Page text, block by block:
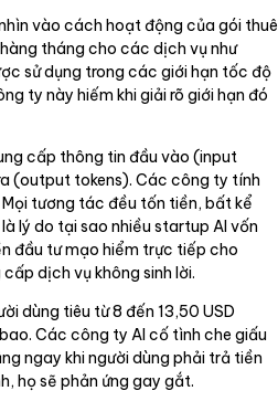
vào cách hoạt động của gói thuê
tháng cho các dịch vụ như
sử dụng trong các giới hạn tốc độ
ty này hiếm khi giải rõ giới hạn đó
cấp thông tin đầu vào (input
(output tokens). Các công ty tính
tương tác đều tốn tiền, bất kể
lý do tại sao nhiều startup AI vốn
đầu tư mạo hiểm trực tiếp cho
dịch vụ không sinh lời.
dùng tiêu từ 8 đến 13,50 USD
Các công ty AI cố tình che giấu
ngay khi người dùng phải trả tiền
họ sẽ phản ứng gay gắt.